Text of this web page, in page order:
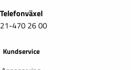
Telefonväxel
470 26 00
Kundservice